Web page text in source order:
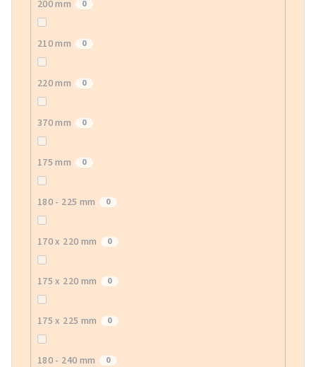
200 mm 0
210 mm 0
220 mm 0
370 mm 0
175 mm 0
180 - 225 mm 0
170 x 220 mm 0
175 x 220 mm 0
175 x 225 mm 0
180 - 240 mm 0